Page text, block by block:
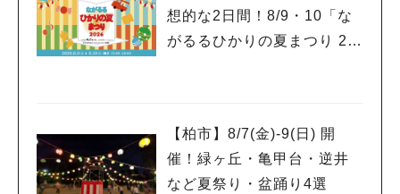
想的な2日間！8/9・10「な
がるるひかりの夏まつり 20
【柏市】8/7(金)‐9(日) 開
催！緑ヶ丘・亀甲台・逆井
など夏祭り・盆踊り4選